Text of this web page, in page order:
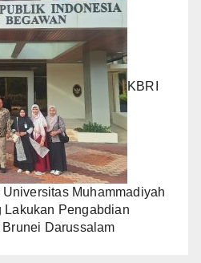
KBRI
Muhammadiyah
Lakukan Pengabdian
Darussalam